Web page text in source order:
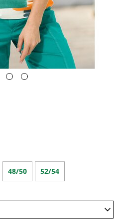
48/50 52/54